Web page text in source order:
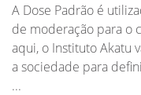
A Dose Padrão é
de moderação para o
aqui, o Instituto Akatu
a sociedade para
...